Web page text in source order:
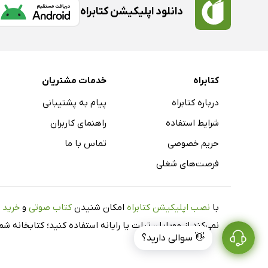
👋 سوالی دارید؟
دانلود اپلیکیشن کتابراه
کتابراه
درباره کتابراه
شرایط استفاده
حریم خصوصی
فرصت‌های شغلی
خدمات مشتریان
پیام به پشتیبانی
راهنمای کاربران
تماس با ما
با نصب اپلیکیشن کتابراه امکان شنیدن کتاب صوتی وخرید
نمی‌کند از موبایل، تبلت یا رایانه استفاده کنید؛